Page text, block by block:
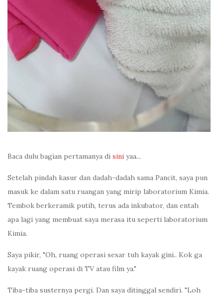
Baca dulu bagian pertamanya di sini yaa...
Setelah pindah kasur dan dadah-dadah sama Pancit, saya pun
masuk ke dalam satu ruangan yang mirip laboratorium Kimia.
Tembok berkeramik putih, terus ada inkubator, dan entah
apa lagi yang membuat saya merasa itu seperti laboratorium
Kimia.
Saya pikir, "Oh, ruang operasi sesar tuh kayak gini.. Kok ga
kayak ruang operasi di TV atau film ya."
Tiba-tiba susternya pergi. Dan saya ditinggal sendiri. "Loh